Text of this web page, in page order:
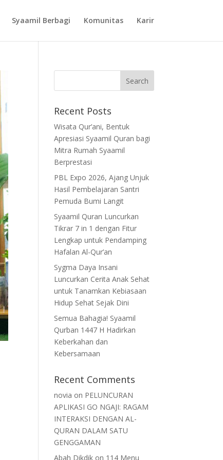
Syaamil Berbagi Komunitas Karir
Recent Posts
Wisata Qur’ani, Bentuk
Apresiasi Syaamil Quran bagi
Mitra Rumah Syaamil
Berprestasi
PBL Expo 2026, Ajang Unjuk
Hasil Pembelajaran Santri
Pemuda Bumi Langit
Syaamil Quran Luncurkan
Tikrar 7 in 1 dengan Fitur
Lengkap untuk Pendamping
Hafalan Al-Qur’an
Sygma Daya Insani
Luncurkan Cerita Anak Sehat
untuk Tanamkan Kebiasaan
Hidup Sehat Sejak Dini
Semua Bahagia! Syaamil
Qurban 1447 H Hadirkan
Keberkahan dan
Kebersamaan
Recent Comments
novia on PELUNCURAN
APLIKASI GO NGAJI: RAGAM
INTERAKSI DENGAN AL-
QURAN DALAM SATU
GENGGAMAN
Abah Dikdik on 114 Menu